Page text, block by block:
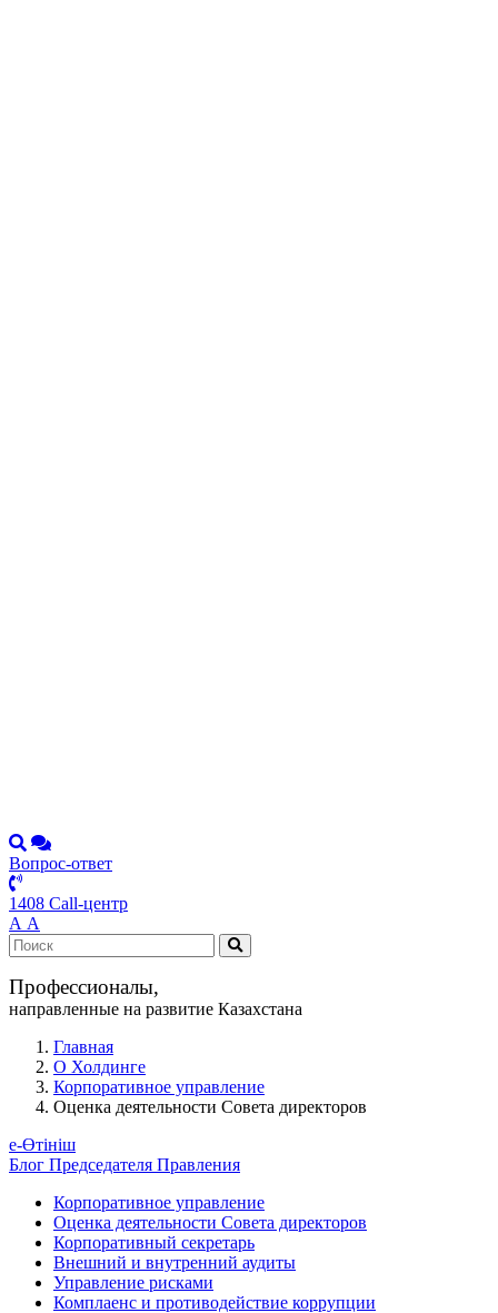
Вопрос-ответ
1408 Call-центр
А А
Профессионалы,
направленные на развитие Казахстана
Главная
О Холдинге
Корпоративное управление
Оценка деятельности Совета директоров
е-Өтініш
Блог Председателя Правления
Корпоративное управление
Оценка деятельности Совета директоров
Корпоративный секретарь
Внешний и внутренний аудиты
Управление рисками
Комплаенс и противодействие коррупции